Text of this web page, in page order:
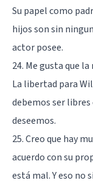
Su papel como
hijos son sin
actor posee.
24. Me gusta que
La libertad para
debemos ser libres
deseemos.
25. Creo que hay
acuerdo con su
está mal. Y eso no